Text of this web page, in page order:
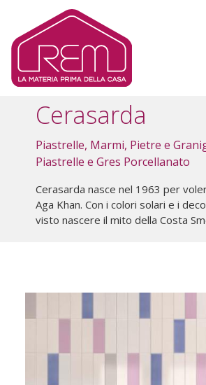
Salta al contenuto principale
Cerasarda
Piastrelle, Marmi, Pietre e
Piastrelle e Gres Porcellanato
Cerasarda nasce nel 1963 per
Aga Khan. Con i colori solari e i
visto nascere il mito della Costa